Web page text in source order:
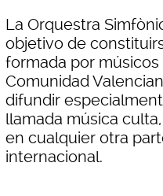
La Orquestra
objetivo de
formada por
Comunidad
difundir
llamada música
en cualquier otra
internacional.